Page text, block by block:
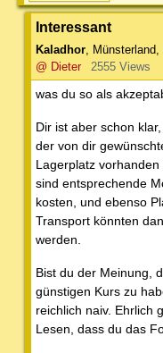
Interessant
Kaladhor Münsterland
@ Dieter
2555 Views
was du so als
Dir ist aber schon
der von dir
Lagerplatz
sind entsprechende
kosten, und ebenso
Transport könnten
werden.
Bist du der Meinung,
günstigen Kurs zu
reichlich naiv. Ehrlich
Lesen, dass du das